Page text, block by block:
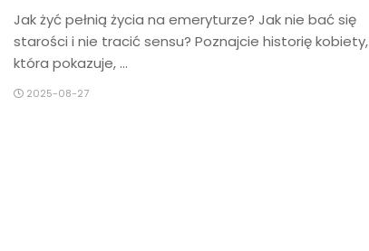
Jak żyć pełnią życia na emeryturze? Jak nie bać się
starości i nie tracić sensu? Poznajcie historię kobiety,
która pokazuje, ...
2025-08-27